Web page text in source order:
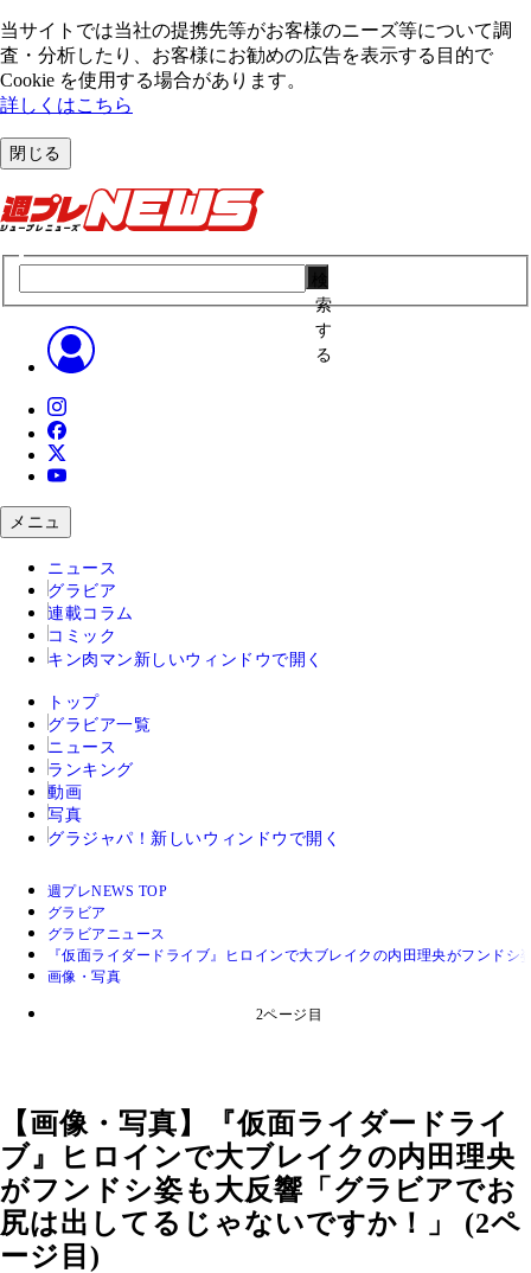
当サイトでは当社の提携先等がお客様のニーズ等について調
査・分析したり、お客様にお勧めの広告を表⽰する⽬的で
Cookie を使⽤する場合があります。
詳しくはこちら
閉じる
索
す
る
メニュ
ニュース
グラビア
連載コラム
コミック
キン肉マン 新しいウィンドウで開く
トップ
グラビア一覧
ニュース
ランキング
動画
写真
グラジャパ！ 新しいウィンドウで開く
週プレNEWS TOP
グラビア
グラビアニュース
『仮面ライダードライブ』ヒロインで大ブレイクの内田理央がフンド
画像・写真
2ページ目
【画像・写真】『仮面ライダードライ
ブ』ヒロインで大ブレイクの内田理央
がフンドシ姿も大反響「グラビアでお
尻は出してるじゃないですか！」 (2ペ
ージ目)